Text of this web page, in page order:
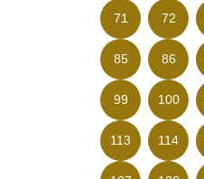
71 72
85 86
99 100
113 114